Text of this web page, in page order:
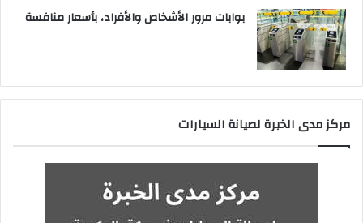
بوابات مرور الأشخاص والأفراد، بأسعار منافسة
مركز مدى الخبرة لصيانة السيارات